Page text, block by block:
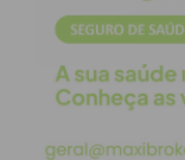
melhor existe
sabem receber
gastronómicos
essa riqueza
uma certa